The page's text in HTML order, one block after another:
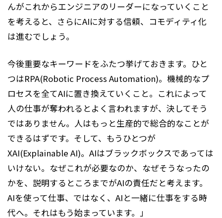
んがこれからエンジニアのリーダーになっていくこと
を考えると、さらにAIに対する信頼、コモディティ化
は進むでしょう。
今後重要なキーワードをふたつ挙げておきます。ひと
つはRPA(Robotic Process Automation)。機械的なプ
ロセスを全てAIに置き換えていくこと。これによって
人の仕事が奪われるとよく言われますが、決してそう
ではありません。人はもっと生産的で総合的なことが
できるはずです。そして、もうひとつが
XAI(Explainable AI)。AIはブラックボックスであっては
いけない。なぜこれが必要なのか、なぜそうなったの
かを、説明するところまでがAIの責任だと考えます。
AIを使って仕事、ではなく、AIと一緒に仕事をする時
代へ。それはもう始まっています。」